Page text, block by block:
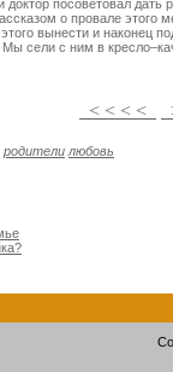
доктор посоветовал дать
о провале этого
вынести и наконец
сели с ним в
< < < <
родители любовь